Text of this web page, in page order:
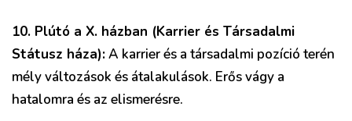
10. Plútó a X. házban (Karrier és Társadalmi
Státusz háza):A karrier és a társadalmi pozíció terén
mély változások és átalakulások. Erős vágy a
hatalomra és az elismerésre.